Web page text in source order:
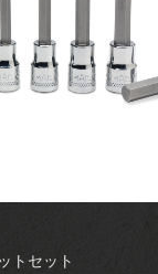
トセット